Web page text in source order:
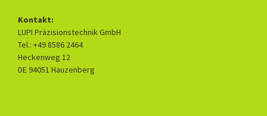
Kontakt:
LUPI Präzisionstechnik GmbH
Tel.: +49 8586 2464
Heckenweg 12
DE 94051 Hauzenberg